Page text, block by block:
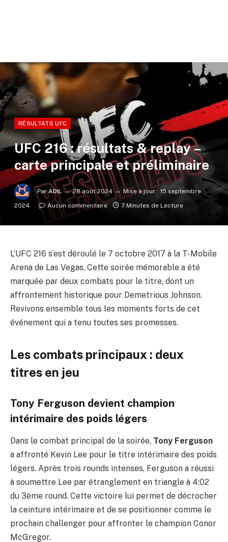
RÉSULTATS UFC
UFC 216 : résultats & replay –
carte principale et préliminaire
Par ADIL 28 août 2024 Mise à jour: 15 septembre
2024
Aucun commentaire 7 Minutes de Lecture
L’UFC 216 s’est déroulé le 7 octobre 2017 à la T-Mobile
Arena de Las Vegas. Cette soirée mémorable a été
marquée par deux combats pour le titre, dont un
affrontement historique pour Demetrious Johnson.
Revivons ensemble tous les moments forts de cet
événement qui a tenu toutes ses promesses.
Les combats principaux : deux
titres en jeu
Tony Ferguson devient champion
intérimaire des poids légers
Dans le combat principal de la soirée, Tony Ferguson
a affronté Kevin Lee pour le titre intérimaire des poids
légers. Après trois rounds intenses, Ferguson a réussi
à soumettre Lee par étranglement en triangle à 4:02
du 3ème round. Cette victoire lui permet de décrocher
la ceinture intérimaire et de se positionner comme le
prochain challenger pour affronter le champion Conor
McGregor.